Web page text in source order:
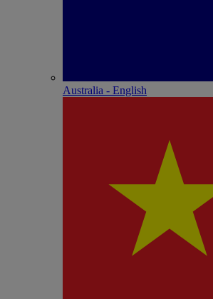
Australia - English